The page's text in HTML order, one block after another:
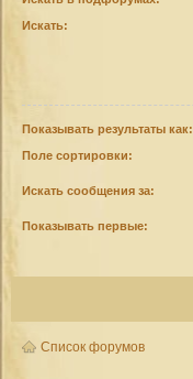
Искать:
Показывать результаты как:
Поле сортировки:
Искать сообщения за:
Показывать первые:
Список форумов